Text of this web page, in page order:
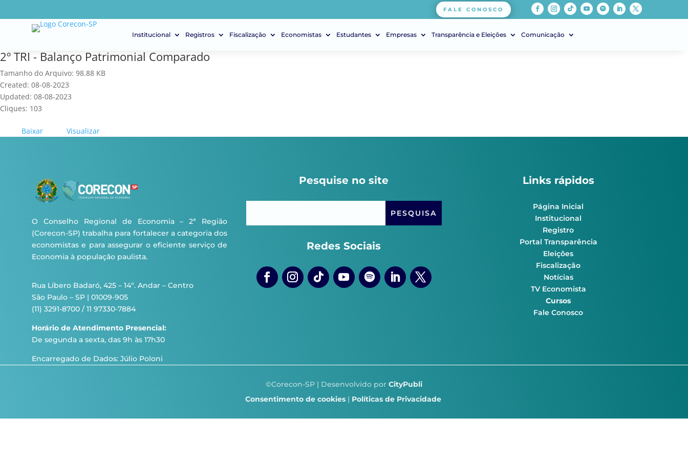
FALE CONOSCO
Institucional Registros Fiscalização Economistas Estudantes Empresas Transparência e Eleições Comunicação
2º TRI - Balanço Patrimonial Comparado
Tamanho do Arquivo: 98.88 KB
Created: 08-08-2023
Updated: 08-08-2023
Cliques: 103
Baixar Visualizar
O Conselho Regional de Economia – 2ª Região
(Corecon-SP) trabalha para fortalecer a categoria dos
economistas e para assegurar o eficiente serviço de
Economia à população paulista.
Rua Líbero Badaró, 425 – 14º. Andar – Centro
São Paulo – SP | 01009-905
(11) 3291-8700 / 11 97330-7884
Horário de Atendimento Presencial:
De segunda a sexta, das 9h às 17h30
Encarregado de Dados: Júlio Poloni
Pesquise no site
Redes Sociais
Links rápidos
Página Inicial
Institucional
Registro
Portal Transparência
Eleições
Fiscalização
Notícias
TV Economista
Cursos
Fale Conosco
©Corecon-SP | Desenvolvido por CityPubli
Consentimento de cookies| Políticas de Privacidade